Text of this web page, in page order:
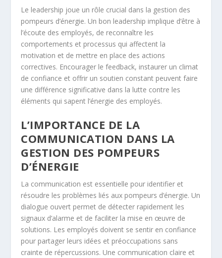
Le leadership joue un rôle crucial dans la gestion des
pompeurs d’énergie. Un bon leadership implique d’être à
l’écoute des employés, de reconnaître les
comportements et processus qui affectent la
motivation et de mettre en place des actions
correctives. Encourager le feedback, instaurer un climat
de confiance et offrir un soutien constant peuvent faire
une différence significative dans la lutte contre les
éléments qui sapent l’énergie des employés.
L’IMPORTANCE DE LA
COMMUNICATION DANS LA
GESTION DES POMPEURS
D’ÉNERGIE
La communication est essentielle pour identifier et
résoudre les problèmes liés aux pompeurs d’énergie. Un
dialogue ouvert permet de détecter rapidement les
signaux d’alarme et de faciliter la mise en œuvre de
solutions. Les employés doivent se sentir en confiance
pour partager leurs idées et préoccupations sans
crainte de répercussions. Une communication claire et